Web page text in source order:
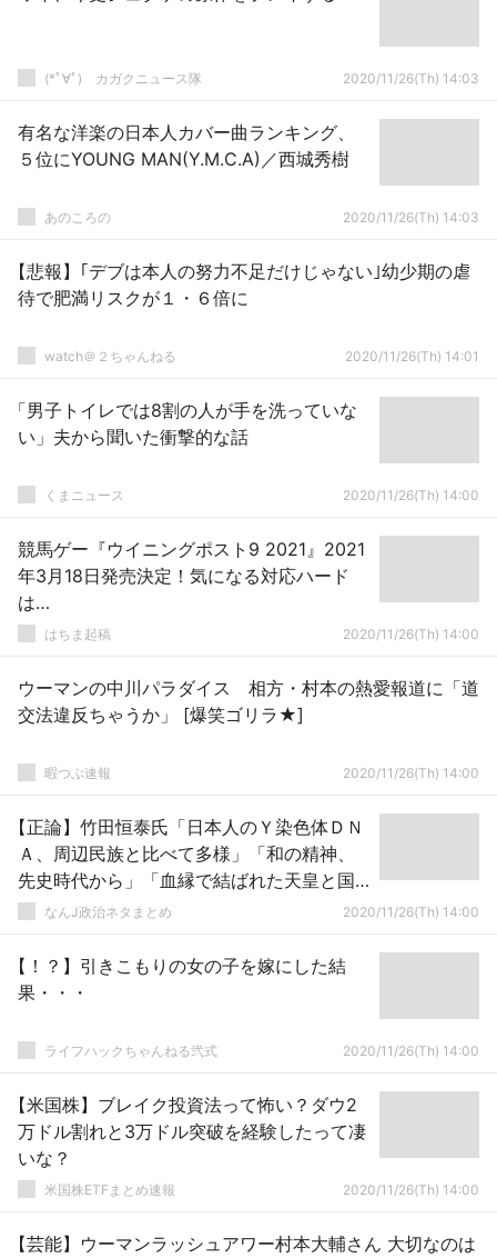
(*ﾟ∀ﾟ)ゞカガクニュース隊 2020/11/26(Th) 14:03
有名な洋楽の日本人カバー曲ランキング、
５位にYOUNG MAN(Y.M.C.A)／西城秀樹
あのころの 2020/11/26(Th) 14:03
【悲報】｢デブは本人の努力不足だけじゃない｣幼少期の虐
待で肥満リスクが１・６倍に
watch＠２ちゃんねる 2020/11/26(Th) 14:01
「男子トイレでは8割の人が手を洗っていな
い」夫から聞いた衝撃的な話
くまニュース 2020/11/26(Th) 14:00
競馬ゲー『ウイニングポスト9 2021』2021
年3月18日発売決定！気になる対応ハード
は…
はちま起稿 2020/11/26(Th) 14:00
ウーマンの中川パラダイス 相方・村本の熱愛報道に「道
交法違反ちゃうか」 [爆笑ゴリラ★]
暇つぶ速報 2020/11/26(Th) 14:00
【正論】竹田恒泰氏「日本人のＹ染色体ＤＮ
Ａ、周辺民族と比べて多様」「和の精神、
先史時代から」「血縁で結ばれた天皇と国
民」なんJ政治ネタまとめ 2020/11/26(Th) 14:00
【！？】引きこもりの女の子を嫁にした結
果・・・
ライフハックちゃんねる弐式 2020/11/26(Th) 14:00
【米国株】ブレイク投資法って怖い？ダウ2
万ドル割れと3万ドル突破を経験したって凄
いな？
米国株ETFまとめ速報 2020/11/26(Th) 14:00
【芸能】ウーマンラッシュアワー村本大輔さん 大切なのは